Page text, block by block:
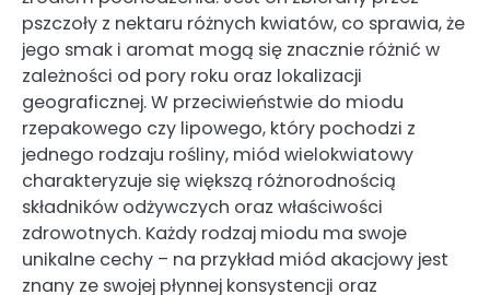
pszczoły z nektaru różnych kwiatów, co sprawia, że
jego smak i aromat mogą się znacznie różnić w
zależności od pory roku oraz lokalizacji
geograficznej. W przeciwieństwie do miodu
rzepakowego czy lipowego, który pochodzi z
jednego rodzaju rośliny, miód wielokwiatowy
charakteryzuje się większą różnorodnością
składników odżywczych oraz właściwości
zdrowotnych. Każdy rodzaj miodu ma swoje
unikalne cechy – na przykład miód akacjowy jest
znany ze swojej płynnej konsystencji oraz